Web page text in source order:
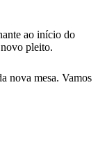
ao início do
pleito.
nova mesa. Vamos